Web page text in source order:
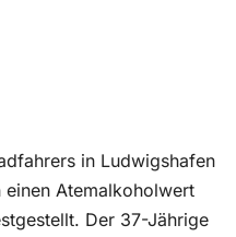
in Ludwigshafen
Atemalkoholwert
Der 37-Jährige